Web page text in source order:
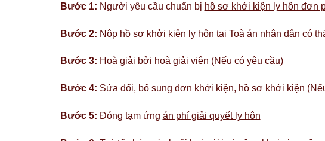
Bước 1: Người yêu cầu chuẩn bị hồ sơ khởi kiện ly hôn đơn
Bước 2: Nộp hồ sơ khởi kiện ly hôn tại Toà án nhân dân có
Bước 3: Hoà giải bởi hoà giải viên (Nếu có yêu cầu)
Bước 4: Sửa đổi, bổ sung đơn khởi kiện, hồ sơ khởi kiện
Bước 5: Đóng tạm ứng án phí giải quyết ly hôn